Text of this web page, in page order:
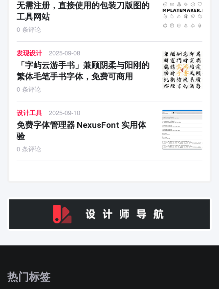
无需注册，直接使用的包装刀版图的
工具网站
0 条评论
发现设计 2025-09-08
「字屿云游手书」兼顾阴柔与阳刚的
繁体毛笔手书字体，免费可商用
0 条评论
设计工具 2025-09-10
免费字体管理器 NexusFont 实用体
验
0 条评论
热门标签